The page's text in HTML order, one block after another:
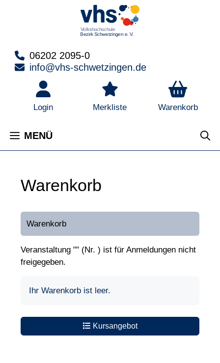
06202 2095-0
info@vhs-schwetzingen.de
Login Merkliste Warenkorb
MENÜ
Warenkorb
Warenkorb
Veranstaltung "" (Nr. ) ist für Anmeldungen nicht
freigegeben.
Ihr Warenkorb ist leer.
Kursangebot